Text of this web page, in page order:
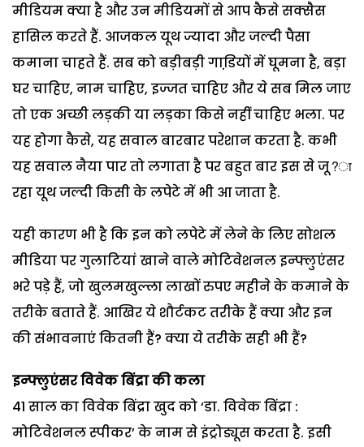
मीडियम क्या है और उन मीडियमों से आप कैसे सक्सैस
हासिल करते हैं. आजकल यूथ ज्यादा और जल्दी पैसा
कमाना चाहते हैं. सब को बड़ीबड़ी गाडि़यों में घूमना है, बड़ा
घर चाहिए, नाम चाहिए, इज्जत चाहिए और ये सब मिल जाए
तो एक अच्छी लड़की या लड़का किसे नहीं चाहिए भला. पर
यह होगा कैसे, यह सवाल बारबार परेशान करता है. कभी
यह सवाल नैया पार तो लगाता है पर बहुत बार इस से जू?ा
रहा यूथ जल्दी किसी के लपेटे में भी आ जाता है.
यही कारण भी है कि इन को लपेटे में लेने के लिए सोशल
मीडिया पर गुलाटियां खाने वाले मोटिवेशनल इन्फ्लुएंसर
भरे पड़े हैं, जो खुलमखुल्ला लाखों रुपए महीने के कमाने के
तरीके बताते हैं. आखिर ये शौर्टकट तरीके हैं क्या और इन
की संभावनाएं कितनी हैं? क्या ये तरीके सही भी हैं?
इन्फ्लुएंसर विवेक बिंद्रा की कला
41 साल का विवेक बिंद्रा खुद को ‘डा. विवेक बिंद्रा :
मोटिवेशनल स्पीकर’ के नाम से इंट्रोड्यूस करता है. इसी